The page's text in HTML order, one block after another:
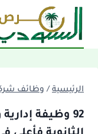
التجاوز
المحتوى
الرئيسية / وظائف
92 وظيفة